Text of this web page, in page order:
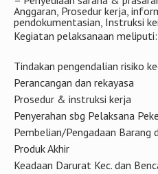
Anggaran, Prosedur kerja,
pendokumentasian, Instruksi
Kegiatan pelaksanaan meliputi:
Tindakan pengendalian risiko
Perancangan dan rekayasa
Prosedur & instruksi kerja
Penyerahan sbg Pelaksana
Pembelian/Pengadaan Barang
Produk Akhir
Keadaan Darurat Kec. dan